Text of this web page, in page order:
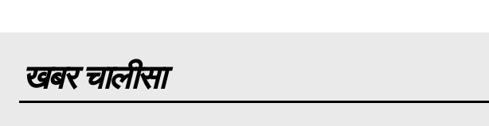
खबर चालीसा